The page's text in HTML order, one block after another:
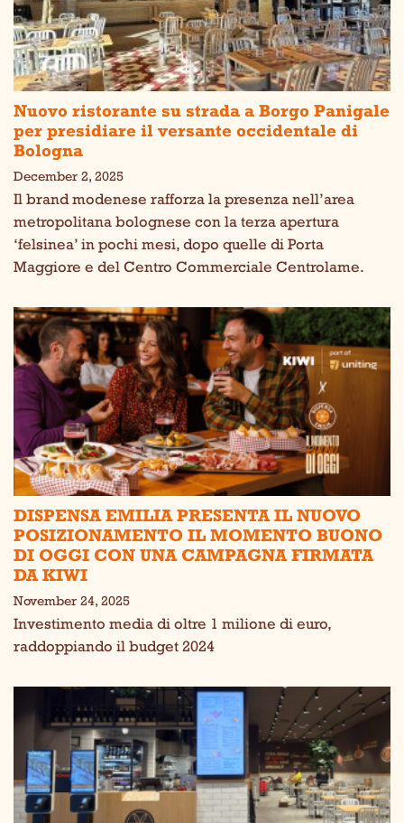
Nuovo ristorante su strada a Borgo Panigale
per presidiare il versante occidentale di
Bologna
December 2, 2025
Il brand modenese rafforza la presenza nell’area
metropolitana bolognese con la terza apertura
‘felsinea’ in pochi mesi, dopo quelle di Porta
Maggiore e del Centro Commerciale Centrolame.
DISPENSA EMILIA PRESENTA IL NUOVO
POSIZIONAMENTO IL MOMENTO BUONO
DI OGGI CON UNA CAMPAGNA FIRMATA
DA KIWI
November 24, 2025
Investimento media di oltre 1 milione di euro,
raddoppiando il budget 2024